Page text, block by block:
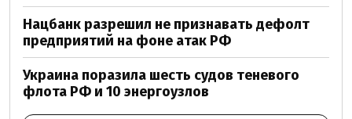
Нацбанк разрешил не признавать дефолт
предприятий на фоне атак РФ
Украина поразила шесть судов теневого
флота РФ и 10 энергоузлов